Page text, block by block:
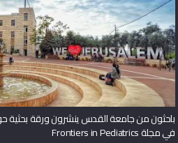
باحثون من جامعة القدس ينشرون ورقة بحثية
في مجلة Frontiers in Pediatrics